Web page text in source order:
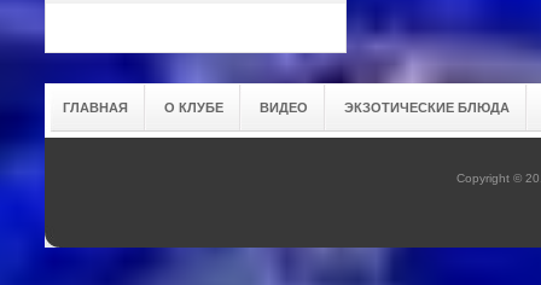
ГЛАВНАЯ О КЛУБЕ ВИДЕО ЭКЗОТИЧЕСКИЕ БЛЮДА
Copyright ©